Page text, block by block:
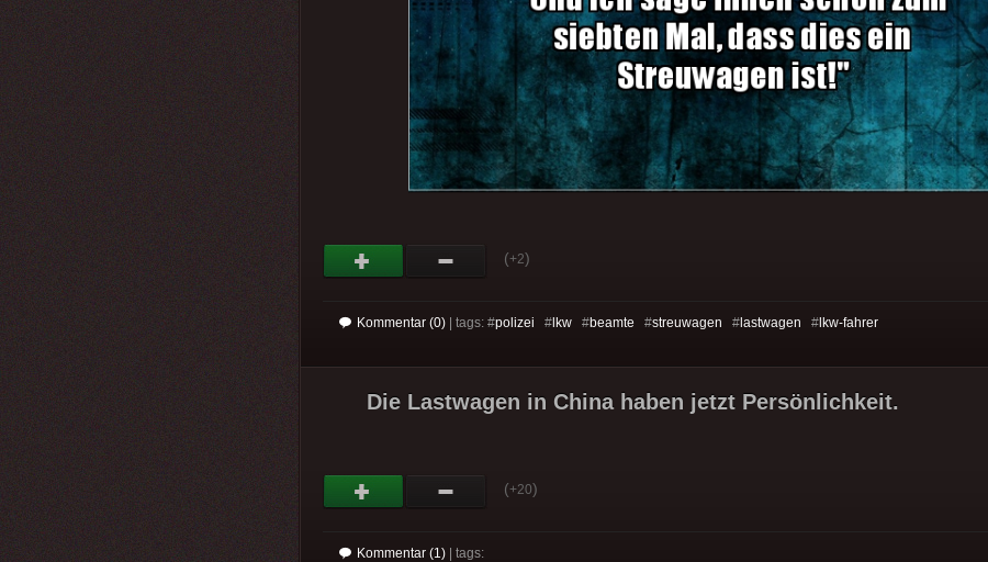
(+2)
Kommentar (0) | tags: #polizei #lkw #beamte #streuwagen #lastwagen #lkw-fahrer
Die Lastwagen in China haben jetzt Persönlichkeit.
(+20)
Kommentar (1) | tags: